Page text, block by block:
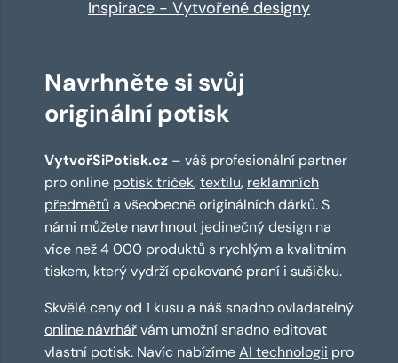
Inspirace - Vytvořené designy
Navrhněte si svůj
originální potisk
VytvořSiPotisk.cz – váš profesionální partner
pro online potisk triček,textilu, reklamních
předmětů a všeobecně originálních dárků. S
námi můžete navrhnout jedinečný design na
více než 4 000 produktů s rychlým a kvalitním
tiskem, který vydrží opakované praní i sušičku.
Skvělé ceny od 1 kusu a náš snadno ovladatelný
online návrhářvám umožní snadno editovat
vlastní potisk. Navíc nabízímeAI technologii pro